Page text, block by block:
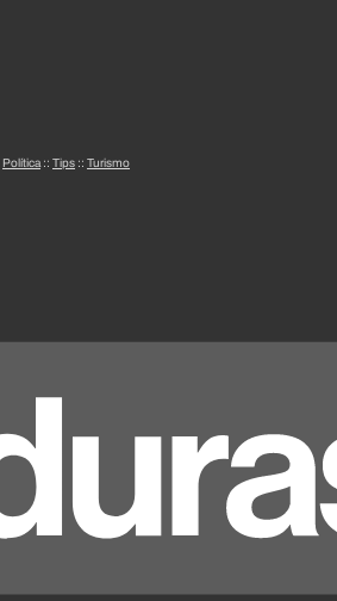
Política :: Tips :: Turismo